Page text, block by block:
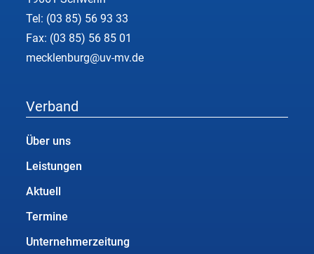
Tel: (03 85) 56 93 33
Fax: (03 85) 56 85 01
mecklenburg@uv-mv.de
Verband
Über uns
Leistungen
Aktuell
Termine
Unternehmerzeitung